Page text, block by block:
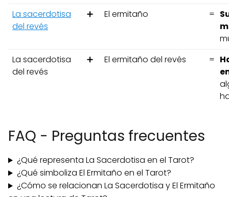
La sacerdotisa
del revés
➕ El ermitaño =
La sacerdotisa
del revés
➕ El ermitaño del revés =
FAQ - Preguntas frecuentes
¿Qué representa La Sacerdotisa en el Tarot?
¿Qué simboliza El Ermitaño en el Tarot?
¿Cómo se relacionan La Sacerdotisa y El Ermitaño